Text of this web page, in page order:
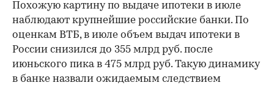
Похожую картину по выдаче ипотеки в июле
наблюдают крупнейшие российские банки. По
оценкам ВТБ, в июле объем выдач ипотеки в
России снизился до 355 млрд руб. после
июньского пика в 475 млрд руб. Такую динамику
в банке назвали ожидаемым следствием